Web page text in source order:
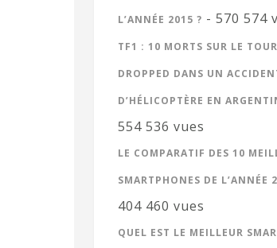
L’ANNÉE 2015 ? - 570 574
TF1 : 10 MORTS SUR LE
DROPPED DANS UN
D’HÉLICOPTÈRE EN
554 536 vues
LE COMPARATIF DES 10
SMARTPHONES DE L’ANNÉE
404 460 vues
QUEL EST LE MEILLEUR